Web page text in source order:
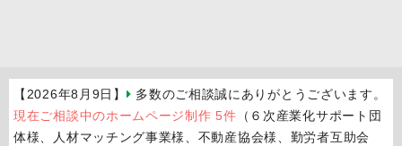
【2026年8月9日】
多数のご相談誠にありがとうございます。
現在ご相談中のホームページ制作 5件 （６次産業化サポート団
体様、人材マッチング事業様、不動産協会様、勤労者互助会